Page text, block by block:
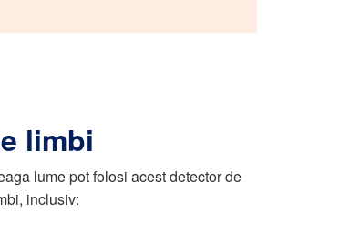
limbi
lume pot folosi acest detector de
inclusiv: